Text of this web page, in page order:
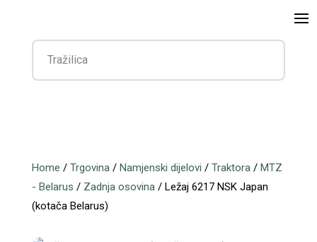
Home / Trgovina/ Namjenski dijelovi / Traktora/ MTZ
- Belarus / Zadnja osovina/ Ležaj 6217 NSK Japan
(kotača Belarus)